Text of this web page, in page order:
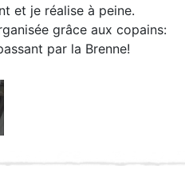
et je réalise à peine.
grâce aux copains:
par la Brenne!